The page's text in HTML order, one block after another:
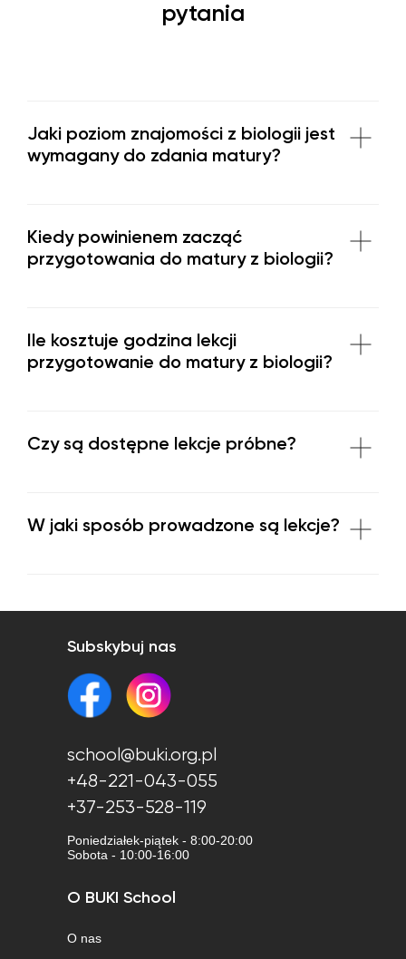
pytania
Jaki poziom znajomości z biologii jest
wymagany do zdania matury?
Kiedy powinienem zacząć
przygotowania do matury z biologii?
Ile kosztuje godzina lekcji
przygotowanie do matury z biologii?
Czy są dostępne lekcje próbne?
W jaki sposób prowadzone są lekcje?
Subskybuj nas
school@buki.org.pl
+48-221-043-055
+37-253-528-119
Poniedziałek-piątek - 8:00-20:00
Sobota - 10:00-16:00
O BUKI School
O nas